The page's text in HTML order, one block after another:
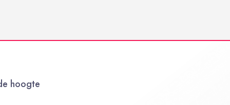
hoogte